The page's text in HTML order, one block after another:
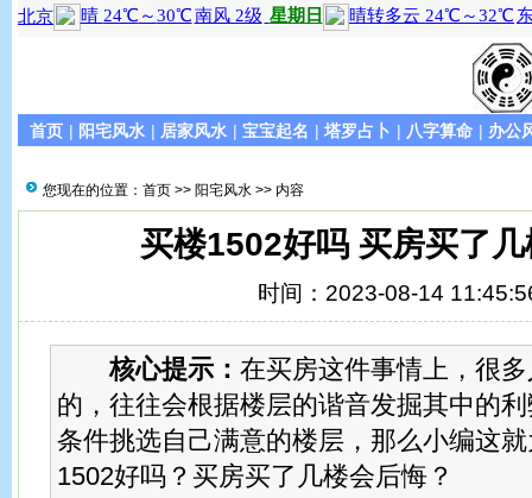
首页 | 阳宅风水 | 居家风水 | 宝宝起名 | 塔罗占卜 | 八字算命 | 办公
您现在的位置： 首页 >> 阳宅风水 >> 内容
买楼1502好吗 买房买了
时间：2023-08-14
核心提示： 在买房这件事情上，很
的，往往会根据楼层的谐音发掘其中的
条件挑选自己满意的楼层，那么小编这
1502好吗？买房买了几楼会后悔？